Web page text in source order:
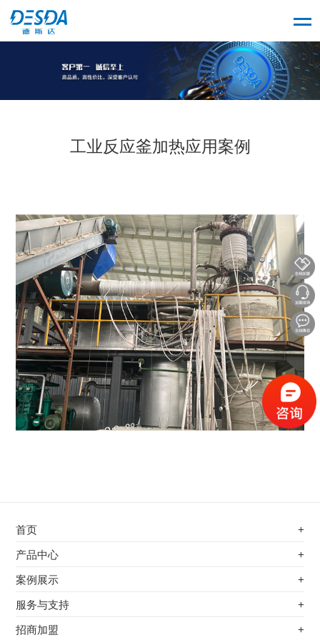
工业反应釜加热应用案例
首页 +
不锈钢专用电磁加热器
电磁蒸汽发生器
产品中心 +
不锈钢专用电磁加热器
电磁蒸汽发生器
案例展示 +
最新案例
其他应用
服务与支持 +
服务覆盖网络
招商加盟 +